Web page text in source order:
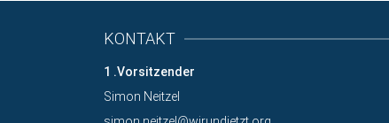
KONTAKT
1 .Vorsitzender
Simon Neitzel